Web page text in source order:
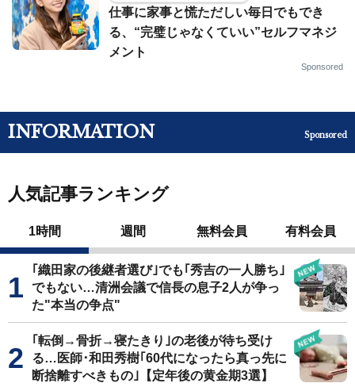
仕事に家事と慌ただしい毎日でもでき
る、“完璧じゃなくていい”セルフマネジ
メント
Sponsored
INFORMATION Sponsored
人気記事ランキング
1時間 週間 無料会員 有料会員
｢織田家の後継者選び｣でも｢秀吉の一人勝ち｣
でもない…清洲会議で信長の息子2人が争っ
た"本当の争点"
｢転倒→骨折→寝たきり｣の老後が待ち受け
る…医師･和田秀樹｢60代になったら真っ先に
断捨離すべきもの｣【定年後の黄金期3選】